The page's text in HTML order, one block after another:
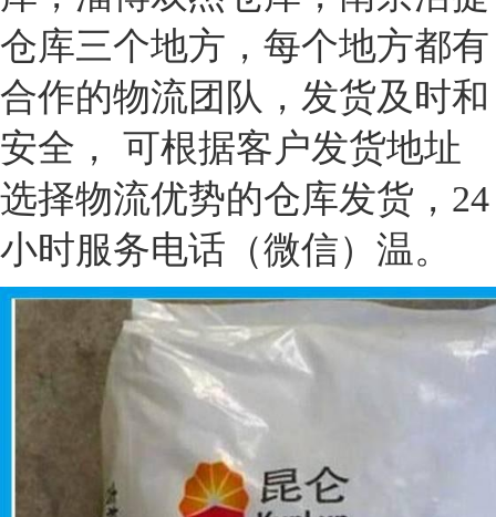
仓库三个地方，每个地方都有
合作的物流团队，发货及时和
安全， 可根据客户发货地址
选择物流优势的仓库发货，24
小时服务电话（微信）温。